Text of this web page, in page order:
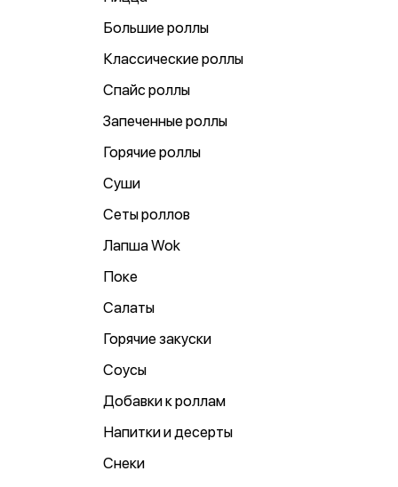
Большие роллы
Классические роллы
Спайс роллы
Запеченные роллы
Горячие роллы
Суши
Сеты роллов
Лапша Wok
Поке
Салаты
Горячие закуски
Соусы
Добавки к роллам
Напитки и десерты
Снеки